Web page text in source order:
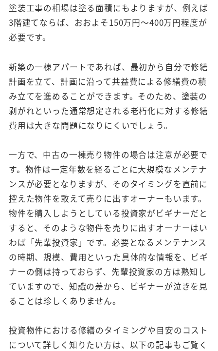
塗装工事の相場は塗る面積にもよりますが、例えば
3階建てならば、おおよそ150万円〜400万円程度が
必要です。
新築の一棟アパートであれば、最初から自分で修繕
計画を立て、計画に沿って共益費による修繕費の積
み立てを進めることができます。そのため、塗装の
剥がれといった通常想定される老朽化に対する修繕
費用は大きな問題になりにくいでしょう。
一方で、中古の一棟売り物件の場合は注意が必要で
す。物件は一定年数を経るごとに大規模なメンテナ
ンスが必要となりますが、そのタイミングを直前に
控えた物件を敢えて売りに出すオーナーもいます。
物件を購入しようとしている投資家がビギナーだと
すると、そのような物件を売りに出すオーナーはい
わば「先輩投資家」です。必要となるメンテナンス
の時期、規模、費用といった具体的な情報を、ビギ
ナーの側は持っておらず、先輩投資家の方は熟知し
ていますので、知識の差から、ビギナーが泣きを見
ることは珍しくありません。
投資物件における修繕のタイミングや目安のコスト
について詳しく知りたい方は、以下の記事もご覧く